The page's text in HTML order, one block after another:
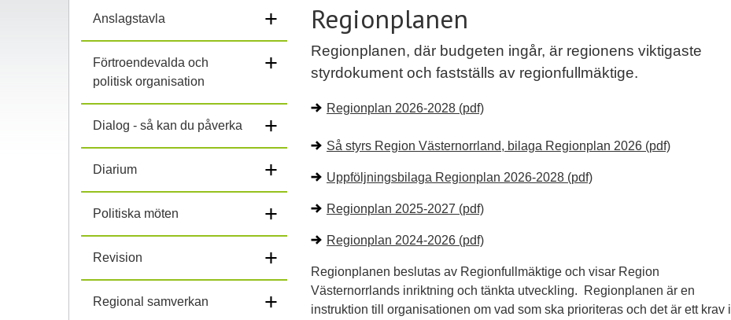
ä
r
h
ä
r
:
Anslagstavla +
Förtroendevalda och
politisk organisation
+
Dialog - så kan du påverka +
Diarium +
Politiska möten +
Revision +
Regional samverkan +
Regionplanen
Regionplanen, där budgeten ingår, är regionens viktigaste
styrdokument och fastställs av regionfullmäktige.
Regionplan 2026-2028 (pdf)
Så styrs Region Västernorrland, bilaga Regionplan 2026 (pdf)
Uppföljningsbilaga Regionplan 2026-2028 (pdf)
Regionplan 2025-2027 (pdf)
Regionplan 2024-2026 (pdf)
Regionplanen beslutas av Regionfullmäktige och visar Region
Västernorrlands inriktning och tänkta utveckling. Regionplanen är en
instruktion till organisationen om vad som ska prioriteras och det är ett krav i